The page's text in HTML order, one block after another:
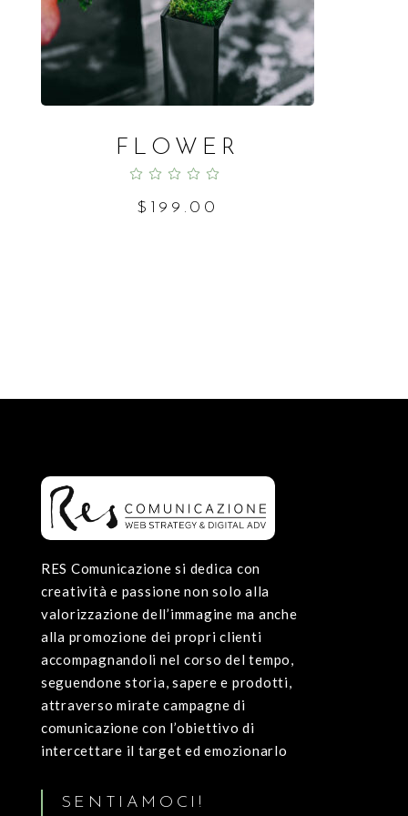
FLOWER
of 5
$ 199.00
RES Comunicazione si dedica con
creatività e passione non solo alla
valorizzazione dell’immagine ma anche
alla promozione dei propri clienti
accompagnandoli nel corso del tempo,
seguendone storia, sapere e prodotti,
attraverso mirate campagne di
comunicazione con l’obiettivo di
intercettare il target ed emozionarlo
SENTIAMOCI!